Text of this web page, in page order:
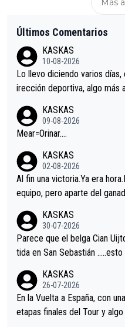
Más
Últimos Comentarios
KASKAS
10-08-2026
Lo llevo diciendo varios
irección deportiva,
KASKAS
09-08-2026
Mear=Orinar….
KASKAS
02-08-2026
Al fin una victoria.Ya era
equipo, pero aparte del
s.La única buena noticia es la
astian.Si en la Vuelta a
er alguna sorpresa en la
KASKAS
30-07-2026
Parece que el belga Cian
tida en San Sebastián
KASKAS
26-07-2026
En la Vuelta a España, con
etapas finales del Tour y